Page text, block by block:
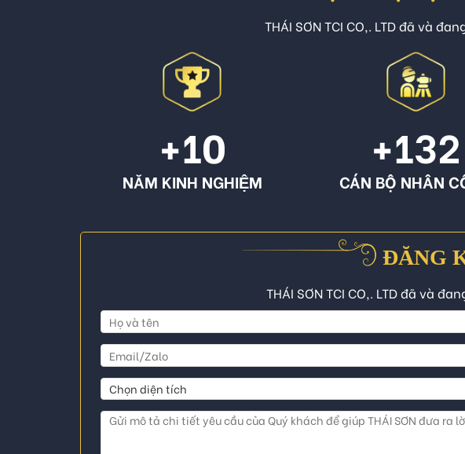
THÁI SƠN TCI CO,. LTD đã và
+10
NĂM KINH NGHIỆM
+132
CÁN BỘ NHÂN
ĐĂNG
THÁI SƠN TCI CO,. LTD đã và